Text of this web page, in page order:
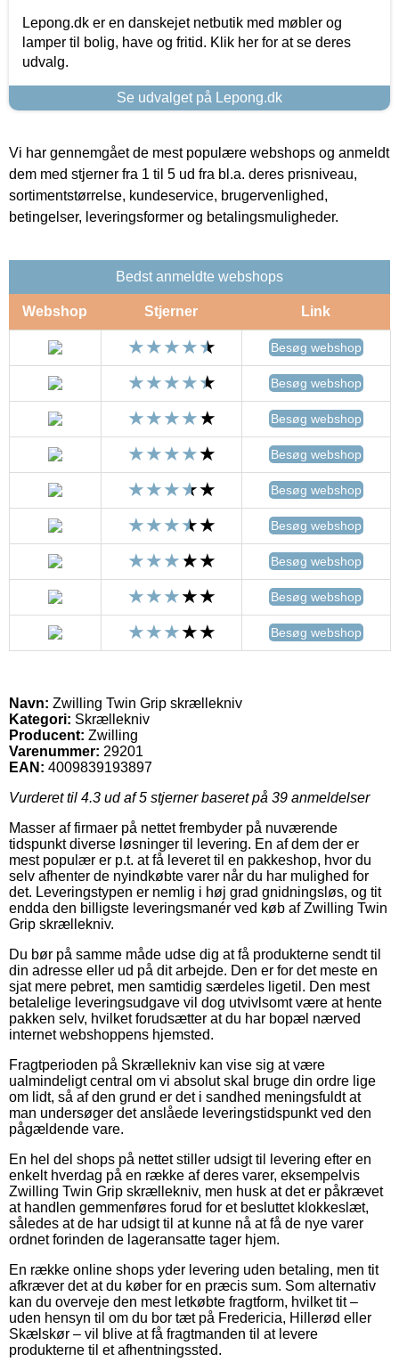
Lepong.dk er en danskejet netbutik med møbler og
lamper til bolig, have og fritid. Klik her for at se deres
udvalg.
Se udvalget på Lepong.dk
Vi har gennemgået de mest populære webshops og anmeldt
dem med stjerner fra 1 til 5 ud fra bl.a. deres prisniveau,
sortimentstørrelse, kundeservice, brugervenlighed,
betingelser, leveringsformer og betalingsmuligheder.
Bedst anmeldte webshops
Webshop Stjerner Link
Besøg webshop
Besøg webshop
Besøg webshop
Besøg webshop
Besøg webshop
Besøg webshop
Besøg webshop
Besøg webshop
Besøg webshop
Navn: Zwilling Twin Grip skrællekniv
Kategori: Skrællekniv
Producent: Zwilling
Varenummer: 29201
EAN: 4009839193897
Vurderet til 4.3 ud af 5 stjerner baseret på 39 anmeldelser
Masser af firmaer på nettet frembyder på nuværende
tidspunkt diverse løsninger til levering. En af dem der er
mest populær er p.t. at få leveret til en pakkeshop, hvor du
selv afhenter de nyindkøbte varer når du har mulighed for
det. Leveringstypen er nemlig i høj grad gnidningsløs, og tit
endda den billigste leveringsmanér ved køb af Zwilling Twin
Grip skrællekniv.
Du bør på samme måde udse dig at få produkterne sendt til
din adresse eller ud på dit arbejde. Den er for det meste en
sjat mere pebret, men samtidig særdeles ligetil. Den mest
betalelige leveringsudgave vil dog utvivlsomt være at hente
pakken selv, hvilket forudsætter at du har bopæl nærved
internet webshoppens hjemsted.
Fragtperioden på Skrællekniv kan vise sig at være
ualmindeligt central om vi absolut skal bruge din ordre lige
om lidt, så af den grund er det i sandhed meningsfuldt at
man undersøger det anslåede leveringstidspunkt ved den
pågældende vare.
En hel del shops på nettet stiller udsigt til levering efter en
enkelt hverdag på en række af deres varer, eksempelvis
Zwilling Twin Grip skrællekniv, men husk at det er påkrævet
at handlen gemmenføres forud for et besluttet klokkeslæt,
således at de har udsigt til at kunne nå at få de nye varer
ordnet forinden de lageransatte tager hjem.
En række online shops yder levering uden betaling, men tit
afkræver det at du køber for en præcis sum. Som alternativ
kan du overveje den mest letkøbte fragtform, hvilket tit –
uden hensyn til om du bor tæt på Fredericia, Hillerød eller
Skælskør – vil blive at få fragtmanden til at levere
produkterne til et afhentningssted.